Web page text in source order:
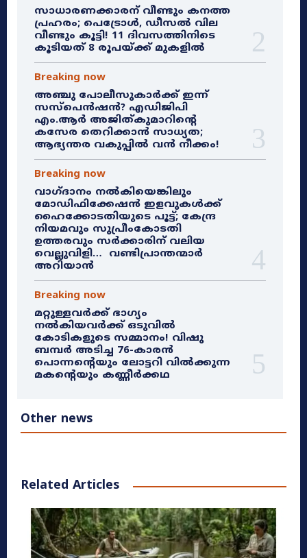
സാധാരണക്കാരന് വീണ്ടും കനത്ത
പ്രഹരം; പെട്രോൾ, ഡീസൽ വില
വീണ്ടും കൂട്ടി! 11 ദിവസത്തിനിടെ
കൂടിയത് 8 രൂപയ്ക്ക് മുകളിൽ
Breaking now
അഞ്ചു പോലീസുകാർക്ക് ഇന്ന്
സസ്‌പെൻഷൻ? എഡിജിപി
എം.ആർ അജിത്കുമാറിൻ്റെ
കസേര തെറിക്കാൻ സാധ്യത;
ആഭ്യന്തര വകുപ്പിൽ വൻ നീക്കം!
Breaking now
വാഗ്ദാനം നൽകിയെങ്കിലും
മോഡിഫിക്കേഷൻ ഇളവുകൾക്ക്
ഹൈക്കോടതിയുടെ പൂട്ട്; കേന്ദ്ര
നിയമവും സുപ്രീംകോടതി
ഉത്തരവും സർക്കാരിന് വലിയ
വെല്ലുവിളി… വണ്ടിപ്രാന്തന്മാർ
അറിയാൻ
Breaking now
മറ്റുള്ളവർക്ക് ഭാഗ്യം
നൽകിയവർക്ക് ഒടുവിൽ
കോടികളുടെ സമ്മാനം! വിഷു
ബമ്പർ അടിച്ച 76-കാരൻ
പൊന്നന്റെയും ലോട്ടറി വിൽക്കുന്ന
മകന്റെയും കണ്ണീർക്കഥ
Other news
Related Articles